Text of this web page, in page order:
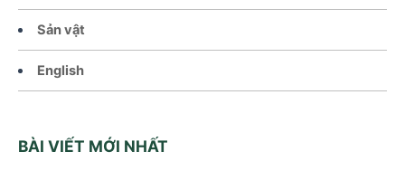
Sản vật
English
BÀI VIẾT MỚI NHẤT